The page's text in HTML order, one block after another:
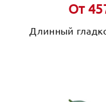
От
Длинный